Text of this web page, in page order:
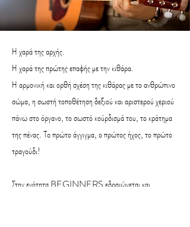
Η χαρά της αρχής.
Η χαρά της πρώτης επαφής με την κιθάρα.
Η αρμονική και ορθή σχέση της κιθάρας με το ανθρώπινο
σώμα, η σωστή τοποθέτηση δεξιού και αριστερού χεριού
πάνω στο όργανο, το σωστό κούρδισμά του, το κράτημα
της πένας. Το πρώτο άγγιγμα, ο πρώτος ήχος, το πρώτο
τραγούδι!
Στην ενότητα BEGINNERS εδραιώνεται και